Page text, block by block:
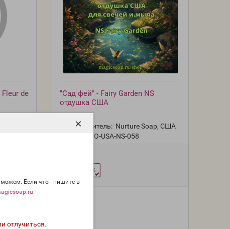
Если что - пишите в
отлучиться.
×
de
"Сад фей" - Fairy Garden NS
отдушка США
Производитель: Nurture Soap, США
FO-USA-NS-058
268 руб.